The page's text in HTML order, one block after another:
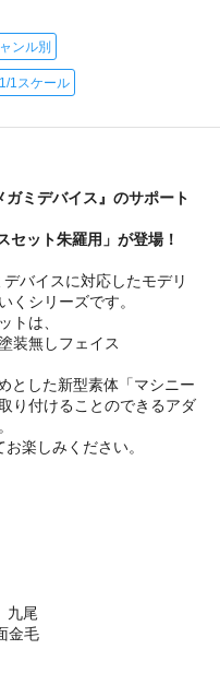
ンル別
1/1スケール
ガミデバイス』のサポート
セット朱羅用」が登場！
バイスに対応したモデリ
くシリーズです。
トは、
装無しフェイス
とした新型素体「マシニー
り付けることのできるアダ
楽しみください。
九尾
金毛